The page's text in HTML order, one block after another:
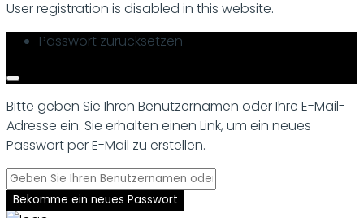
User registration is disabled in this website.
Passwort zurücksetzen
Bitte geben Sie Ihren Benutzernamen oder Ihre E-Mail-
Adresse ein. Sie erhalten einen Link, um ein neues
Passwort per E-Mail zu erstellen.
Bekomme ein neues Passwort